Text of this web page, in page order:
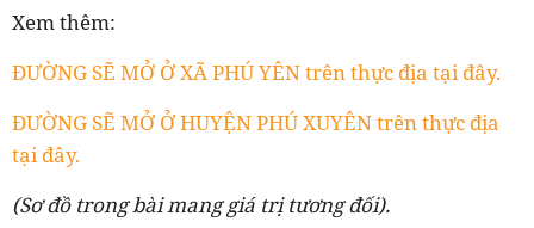
Xem thêm:
ĐƯỜNG SẼ MỞ Ở XÃ PHÚ YÊN trên thực địa tại đây.
ĐƯỜNG SẼ MỞ Ở HUYỆN PHÚ XUYÊN trên thực địa
tại đây.
(Sơ đồ trong bài mang giá trị tương đối).